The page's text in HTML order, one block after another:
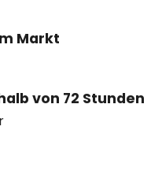
Markt
von 72 Stunden